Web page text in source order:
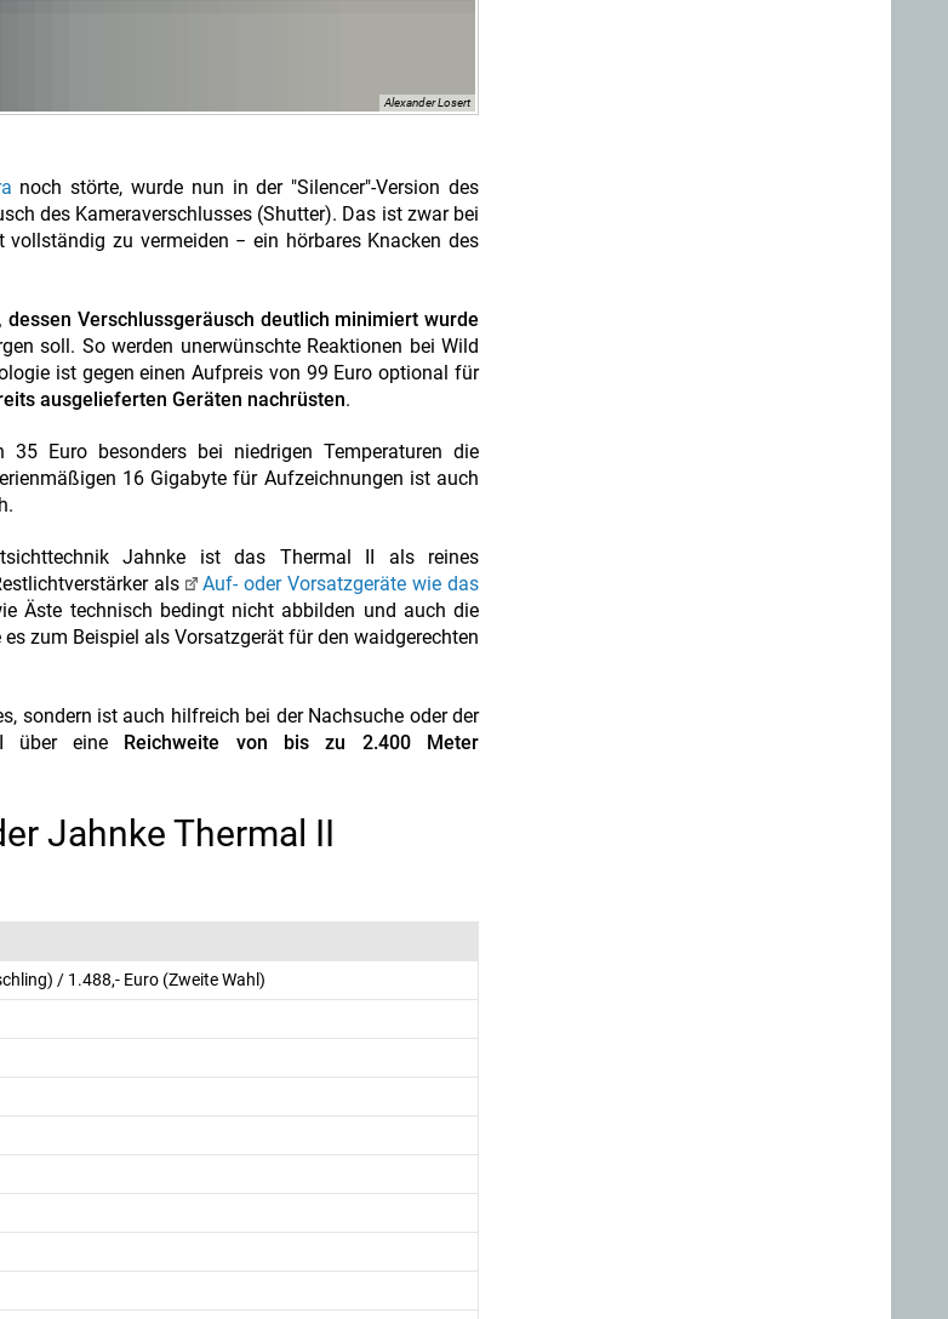
Alexander Losert
noch störte, wurde nun in der "Silencer"-Version des
des Kameraverschlusses (Shutter). Das ist zwar bei
zu vermeiden − ein hörbares Knacken des
Verschlussgeräusch deutlich minimiert wurde
soll. So werden unerwünschte Reaktionen bei Wild
ist gegen einen Aufpreis von 99 Euro optional für
ausgelieferten Geräten nachrüsten.
Euro besonders bei niedrigen Temperaturen die
16 Gigabyte für Aufzeichnungen ist auch
Jahnke ist das Thermal II als reines
als
Auf- oder Vorsatzgeräte wie das
Äste technisch bedingt nicht abbilden und auch die
zum Beispiel als Vorsatzgerät für den waidgerechten
sondern ist auch hilfreich bei der Nachsuche oder der
über eine Reichweite von bis zu 2.400 Meter
Jahnke Thermal II
/ 1.488,- Euro (Zweite Wahl)